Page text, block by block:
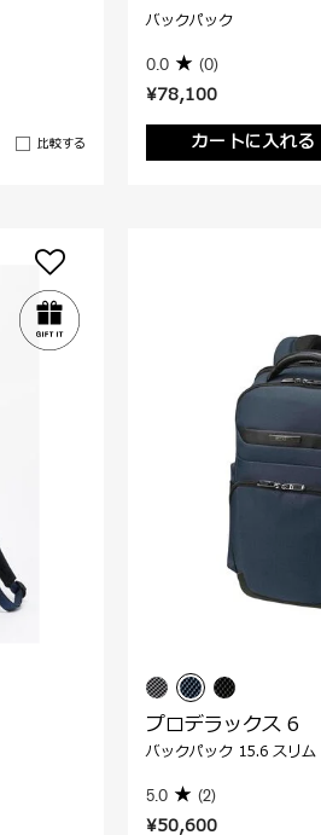
比較する
¥78,100
カートに入れる
バックパック
0.0 (0)
¥50,600
プロデラックス 6
バックパック 15.6 スリム
5.0 (2)